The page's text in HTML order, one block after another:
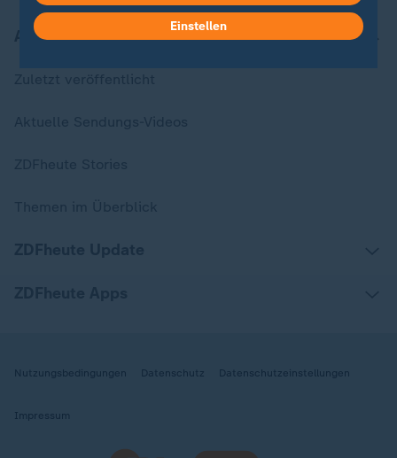
Aktuell bei ZDFheute
Nutzungsbedingungen Datenschutz Datenschutzeinstellungen
Impressum
Einstellen